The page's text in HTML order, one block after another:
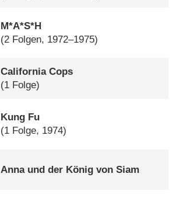
M*A*S*H
(2 Folgen, 1972–1975)
California Cops
(1 Folge)
Kung Fu
(1 Folge, 1974)
Anna und der König von Siam